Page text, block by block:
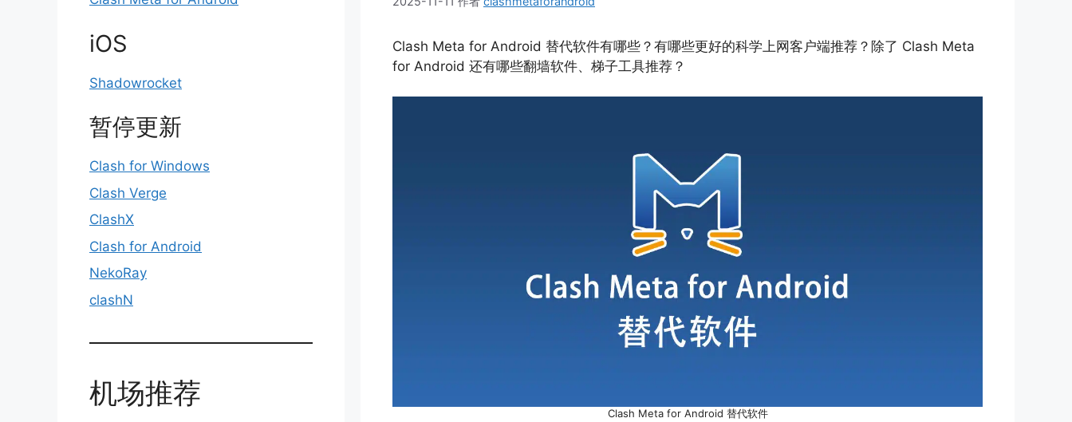
Clash Meta for Android 替代软件有哪些？有哪些更好的科学上网客户端推荐？除了 Clash Meta
for Android 还有哪些翻墙软件、梯子工具推荐？
Clash Meta for Android 替代软件
iOS
Shadowrocket
暂停更新
Clash for Windows
Clash Verge
ClashX
Clash for Android
NekoRay
clashN
机场推荐